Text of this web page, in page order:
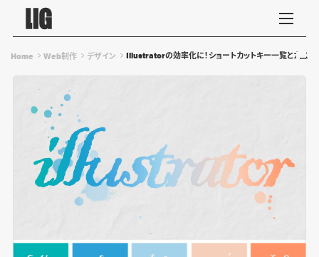
Home Web制作 デザイン Illustratorの効率化に！ショートカットキー一覧とカスタ